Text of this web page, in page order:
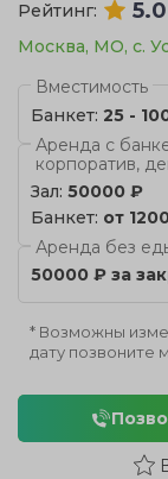
Рейтинг:
5.0
Москва, МО, с.
Вместимость
Банкет: 25 -
Аренда с
корпоратив,
Зал: 50000 ₽
Банкет: от
Аренда без
50000 ₽ за
* Возможны
дату позвоните